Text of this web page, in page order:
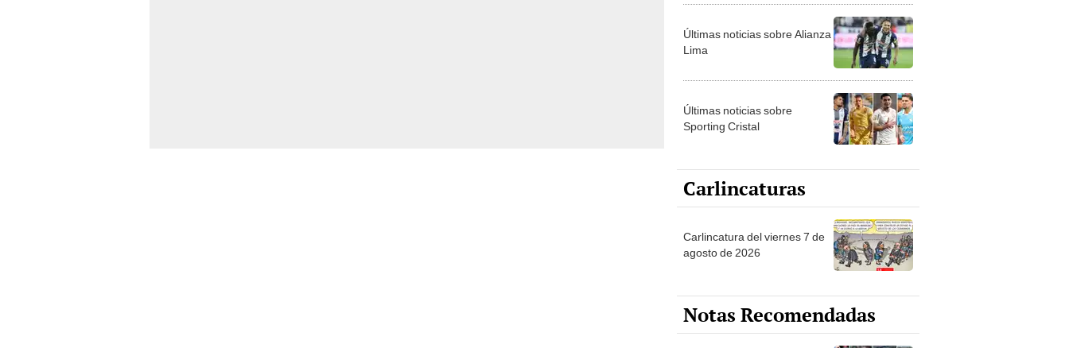
Últimas noticias sobre Alianza
Lima
Últimas noticias sobre
Sporting Cristal
Carlincaturas
Carlincatura del viernes 7 de
agosto de 2026
Notas Recomendadas